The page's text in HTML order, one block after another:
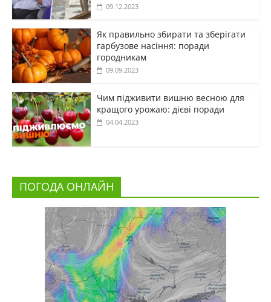
09.12.2023
Як правильно збирати та зберігати
гарбузове насіння: поради
городникам
09.09.2023
Чим підживити вишню весною для
кращого урожаю: дієві поради
04.04.2023
ПОГОДА ОНЛАЙН